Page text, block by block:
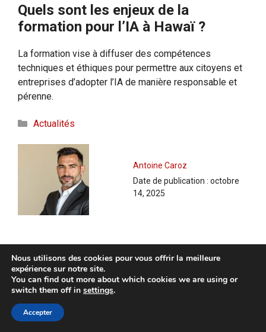
Quels sont les enjeux de la
formation pour l’IA à Hawaï ?
La formation vise à diffuser des compétences
techniques et éthiques pour permettre aux citoyens et
entreprises d’adopter l’IA de manière responsable et
pérenne.
Catégories
Actualités
Antoine Caroz
Date de publication : octobre
14, 2025
Rechercher :
Nous utilisons des cookies pour vous offrir la meilleure
expérience sur notre site.
You can find out more about which cookies we are using or
switch them off in settings.
Accepter